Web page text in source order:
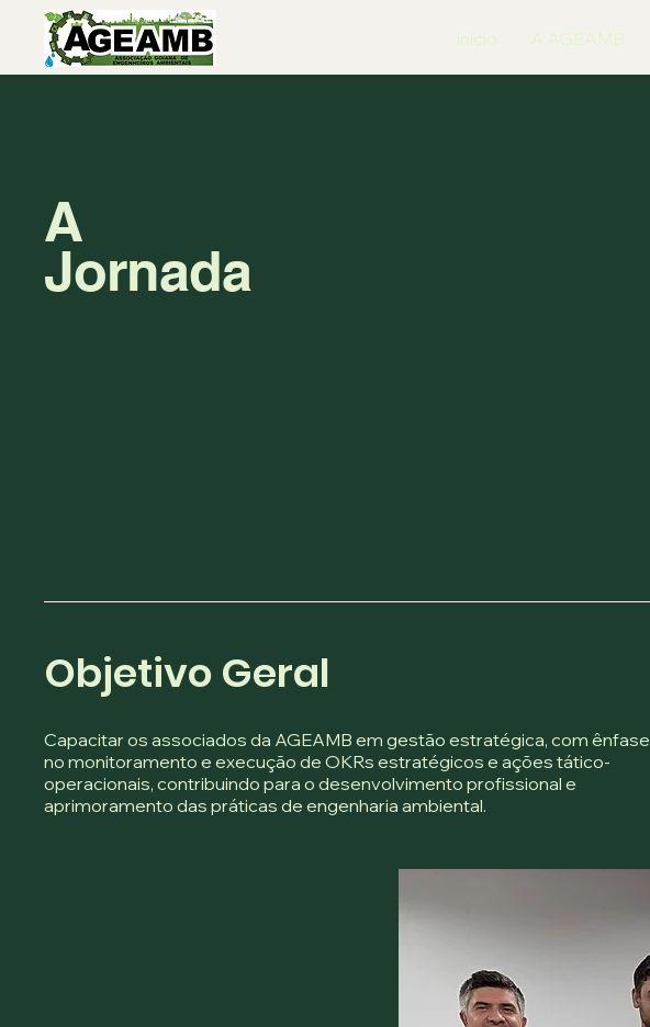
Início A AGEAMB
A
Jornada
Objetivo Geral
Capacitar os associados da AGEAMB em gestão estratégica, com ênfase
no monitoramento e execução de OKRs estratégicos e ações tático-
operacionais, contribuindo para o desenvolvimento profissional e
aprimoramento das práticas de engenharia ambiental.